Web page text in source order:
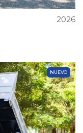
2026
NUEVO